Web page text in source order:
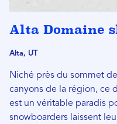
Alta Domaine
Alta, UT
Niché près du sommet
canyons de la région, ce
est un véritable paradis
snowboarders laissent